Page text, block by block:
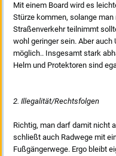
Mit einem Board wird es
Stürze kommen, solange
Straßenverkehr teilnimmt
wohl geringer sein. Aber
möglich.. Insgesamt stark
Helm und Protektoren sind
2. Illegalität/Rechtsfolgen
Richtig, man darf damit nicht
schließt auch Radwege mit
Fußgängerwege. Ergo bleibt